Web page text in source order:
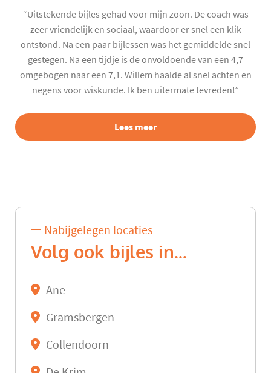
“Uitstekende bijles gehad voor mijn zoon. De coach was
zeer vriendelijk en sociaal, waardoor er snel een klik
ontstond. Na een paar bijlessen was het gemiddelde snel
gestegen. Na een tijdje is de onvoldoende van een 4,7
omgebogen naar een 7,1. Willem haalde al snel achten en
negens voor wiskunde. Ik ben uitermate tevreden!”
Lees meer
Nabijgelegen locaties
Volg ook bijles in...
Ane
Gramsbergen
Collendoorn